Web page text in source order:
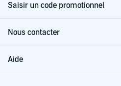
Saisir un code promotionnel
Nous contacter
Aide